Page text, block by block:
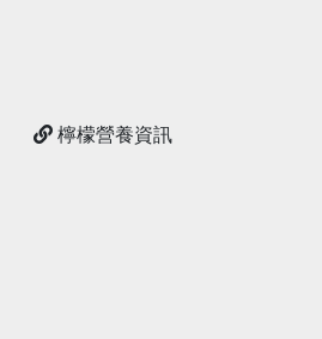
檸檬營養資訊